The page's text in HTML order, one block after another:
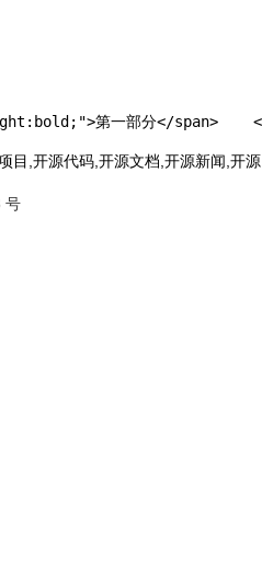
weight:bold;">第一
,开源代码,开源文档,开源新闻,开源
号